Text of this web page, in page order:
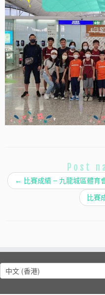
Post
← 比賽成績 – 九龍城區體
比賽
Choose
a